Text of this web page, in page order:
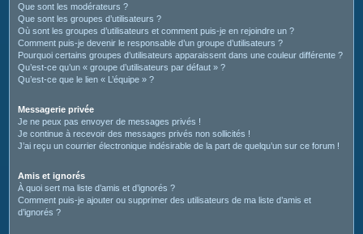
Que sont les modérateurs ?
Que sont les groupes d’utilisateurs ?
Où sont les groupes d’utilisateurs et comment puis-je en rejoindre un ?
Comment puis-je devenir le responsable d’un groupe d’utilisateurs ?
Pourquoi certains groupes d’utilisateurs apparaissent dans une couleur différente ?
Qu’est-ce qu’un « groupe d’utilisateurs par défaut » ?
Qu’est-ce que le lien « L’équipe » ?
Messagerie privée
Je ne peux pas envoyer de messages privés !
Je continue à recevoir des messages privés non sollicités !
J’ai reçu un courrier électronique indésirable de la part de quelqu’un sur ce forum !
Amis et ignorés
À quoi sert ma liste d’amis et d’ignorés ?
Comment puis-je ajouter ou supprimer des utilisateurs de ma liste d’amis et
d’ignorés ?